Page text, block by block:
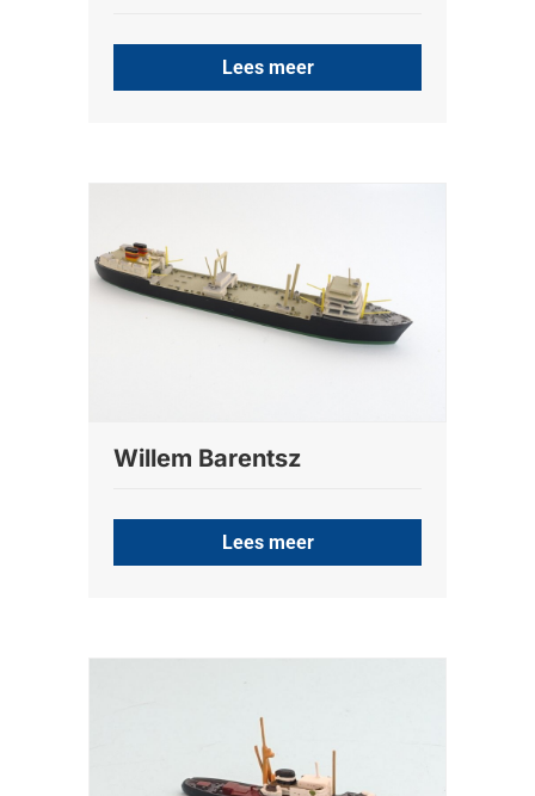
Lees meer
Willem Barentsz
Lees meer